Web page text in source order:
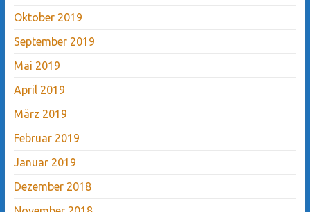
Oktober 2019
September 2019
Mai 2019
April 2019
März 2019
Februar 2019
Januar 2019
Dezember 2018